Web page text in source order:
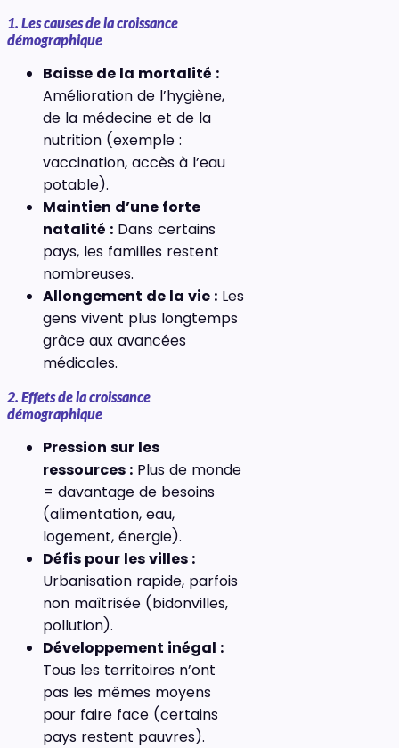
1. Les causes de la croissance
démographique
Baisse de la mortalité :
Amélioration de l’hygiène,
de la médecine et de la
nutrition (exemple :
vaccination, accès à l’eau
potable).
Maintien d’une forte
natalité : Dans certains
pays, les familles restent
nombreuses.
Allongement de la vie : Les
gens vivent plus longtemps
grâce aux avancées
médicales.
2. Effets de la croissance
démographique
Pression sur les
ressources : Plus de monde
= davantage de besoins
(alimentation, eau,
logement, énergie).
Défis pour les villes :
Urbanisation rapide, parfois
non maîtrisée (bidonvilles,
pollution).
Développement inégal :
Tous les territoires n’ont
pas les mêmes moyens
pour faire face (certains
pays restent pauvres).